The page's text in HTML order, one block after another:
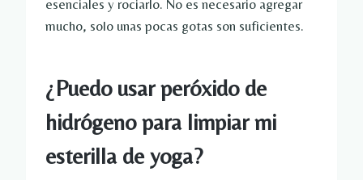
esenciales y rociarlo. No es necesario agregar
mucho, solo unas pocas gotas son suficientes.
¿Puedo usar peróxido de
hidrógeno para limpiar mi
esterilla de yoga?